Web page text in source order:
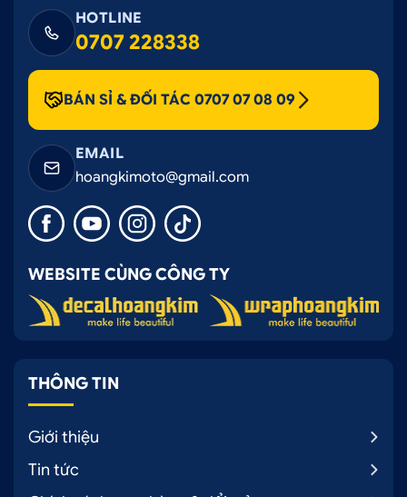
HOTLINE
0707 228338
BÁN SỈ & ĐỐI TÁC 0707 07 08 09
EMAIL
hoangkimoto@gmail.com
WEBSITE CÙNG CÔNG TY
THÔNG TIN
Giới thiệu
Tin tức